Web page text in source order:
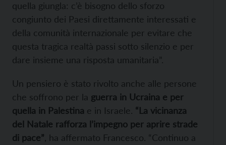
quella giungla: c’è bisogno dello sforzo
congiunto dei Paesi direttamente interessati e
della comunità internazionale per evitare che
questa tragica realtà passi sotto silenzio e per
dare insieme una risposta umanitaria”.
Un pensiero è stato rivolto anche alle persone
che soffrono per la guerra in Ucraina e per
quella in Palestina e in Israele. “La vicinanza
del Natale rafforza l’impegno per aprire strade
di pace” , ha affermato Francesco. “Continuo a